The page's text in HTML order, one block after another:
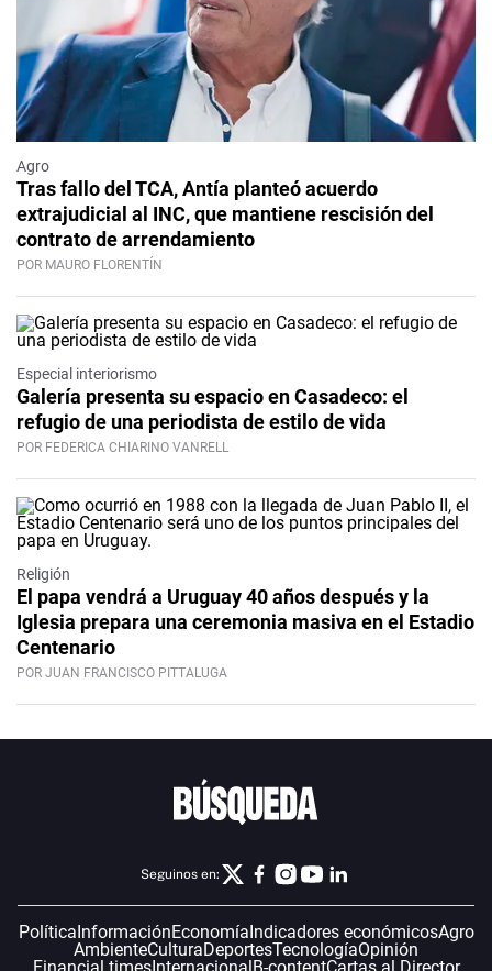
Agro
Tras fallo del TCA, Antía planteó acuerdo
extrajudicial al INC, que mantiene rescisión del
contrato de arrendamiento
POR MAURO FLORENTÍN
Especial interiorismo
Galería presenta su espacio en Casadeco: el
refugio de una periodista de estilo de vida
POR FEDERICA CHIARINO VANRELL
Religión
El papa vendrá a Uruguay 40 años después y la
Iglesia prepara una ceremonia masiva en el Estadio
Centenario
POR JUAN FRANCISCO PITTALUGA
Seguinos en:
PolíticaInformaciónEconomíaIndicadores económicosAgro
AmbienteCulturaDeportesTecnologíaOpinión